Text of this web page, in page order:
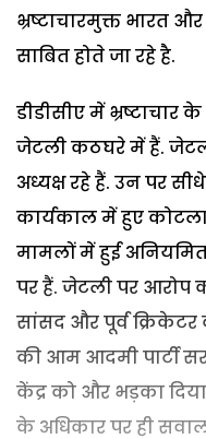
भ्रष्टाचारमुक्त भारत
साबित होते जा रहे है.
डीडीसीए में भ्रष्टाचार
जेटली कठघरे में हैं.
अध्यक्ष रहे हैं. उन पर
कार्यकाल में हुए
मामलों में हुई
पर हैं. जेटली पर आरोप
सांसद और पूर्व क्रिकेटर
की आम आदमी पार्टी
केंद्र को और भड़का
के अधिकार पर ही